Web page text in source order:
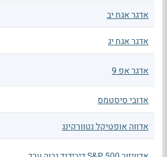
אדגר אגח יב
אדגר אגח יג
אדגר אפ 9
אדובי סיסטמס
אדווה אופטיקל נטוורקינג